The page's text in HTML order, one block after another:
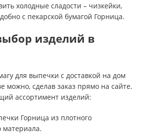
холодные сладости – чизкейки,
с пекарской бумагой Горница.
изделий в
для выпечки с доставкой на дом
можно, сделав заказ прямо на сайте.
ассортимент изделий:
Горница из плотного
материала.